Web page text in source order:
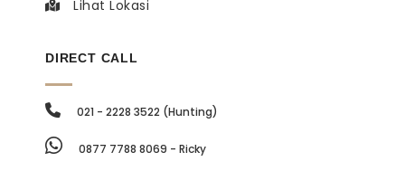
Lihat Lokasi
DIRECT CALL
021 - 2228 3522 (Hunting)
0877 7788 8069 - Ricky